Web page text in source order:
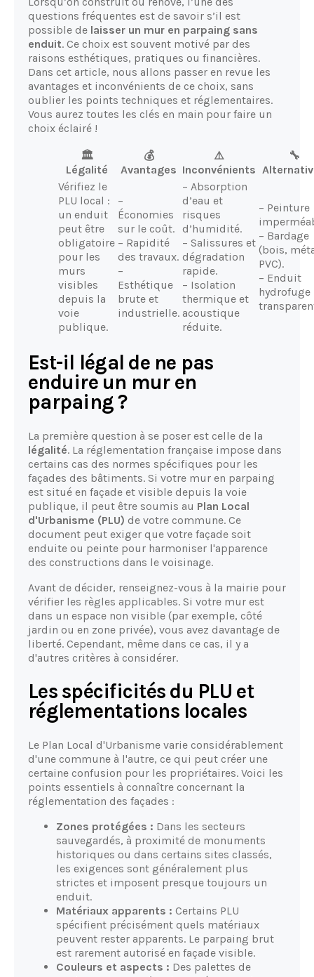
questions fréquentes est de savoir s’il est
possible de laisser un mur en parpaing sans
enduit. Ce choix est souvent motivé par des
raisons esthétiques, pratiques ou financières.
Dans cet article, nous allons passer en revue les
avantages et inconvénients de ce choix, sans
oublier les points techniques et réglementaires.
Vous aurez toutes les clés en main pour faire un
choix éclairé !
🏛️
Légalité
💰
Avantages
⚠️
Inconvénients
🔧
Vérifiez le
PLU local :
un enduit
peut être
obligatoire
pour les
murs
visibles
depuis la
voie
publique.
–
Économies
sur le coût.
– Rapidité
des travaux.
–
Esthétique
brute et
industrielle.
– Absorption
d’eau et
risques
d’humidité.
– Salissures et
dégradation
rapide.
– Isolation
thermique et
acoustique
réduite.
– Peinture
– Bardage
(bois,
PVC).
– Enduit
hydrofuge
Est-il légal de ne pas
enduire un mur en
parpaing ?
La première question à se poser est celle de la
légalité. La réglementation française impose dans
certains cas des normes spécifiques pour les
façades des bâtiments. Si votre mur en parpaing
est situé en façade et visible depuis la voie
publique, il peut être soumis au Plan Local
d'Urbanisme (PLU) de votre commune. Ce
document peut exiger que votre façade soit
enduite ou peinte pour harmoniser l'apparence
des constructions dans le voisinage.
Avant de décider, renseignez-vous à la mairie pour
vérifier les règles applicables. Si votre mur est
dans un espace non visible (par exemple, côté
jardin ou en zone privée), vous avez davantage de
liberté. Cependant, même dans ce cas, il y a
d'autres critères à considérer.
Les spécificités du PLU et
réglementations locales
Le Plan Local d'Urbanisme varie considérablement
d'une commune à l'autre, ce qui peut créer une
certaine confusion pour les propriétaires. Voici les
points essentiels à connaître concernant la
réglementation des façades :
Zones protégées : Dans les secteurs
sauvegardés, à proximité de monuments
historiques ou dans certains sites classés,
les exigences sont généralement plus
strictes et imposent presque toujours un
enduit.
Matériaux apparents : Certains PLU
spécifient précisément quels matériaux
peuvent rester apparents. Le parpaing brut
est rarement autorisé en façade visible.
Couleurs et aspects : Des palettes de